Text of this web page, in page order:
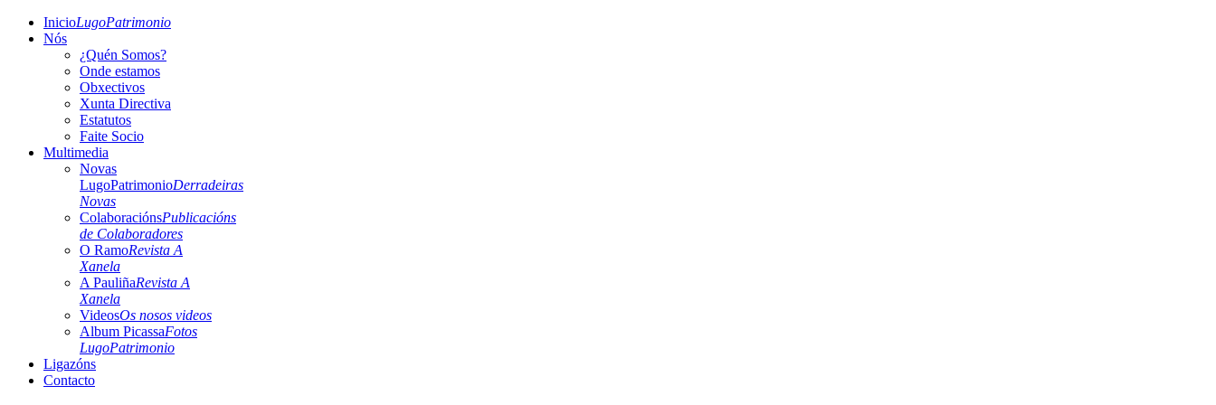
InicioLugoPatrimonio
Nós
¿Quén Somos?
Onde estamos
Obxectivos
Xunta Directiva
Estatutos
Faite Socio
Multimedia
Novas
LugoPatrimonioDerradeiras
Novas
ColaboraciónsPublicacións
de Colaboradores
O RamoRevista A
Xanela
A PauliñaRevista A
Xanela
VideosOs nosos videos
Album PicassaFotos
LugoPatrimonio
Ligazóns
Contacto